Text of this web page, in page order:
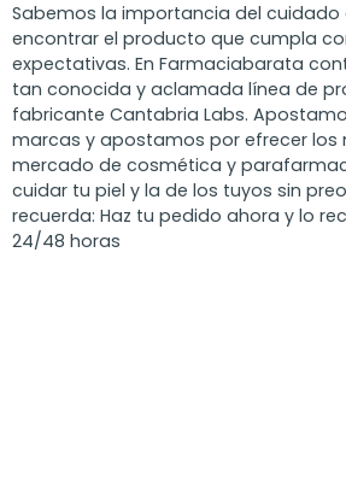
Sabemos la importancia del cuidado
encontrar el producto que cumpla
expectativas. En Farmaciabarata
tan conocida y aclamada línea de
fabricante Cantabria Labs.
marcas y apostamos por efrecer los
mercado de cosmética y
cuidar tu piel y la de los tuyos sin
recuerda: Haz tu pedido ahora y lo
24/48 horas